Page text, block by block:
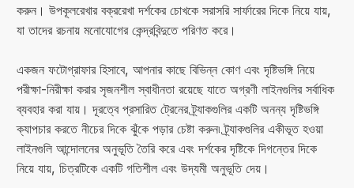
করুন। উপকূলরেখার বক্ররেখা দর্শকের চোখকে সরাসরি সার্ফারের দিকে নিয়ে যায়,
যা তাদের রচনায় মনোযোগের কেন্দ্রবিন্দুতে পরিণত করে।
একজন ফটোগ্রাফার হিসাবে, আপনার কাছে বিভিন্ন কোণ এবং দৃষ্টিভঙ্গি নিয়ে
পরীক্ষা-নিরীক্ষা করার সৃজনশীল স্বাধীনতা রয়েছে যাতে অগ্রণী লাইনগুলির সর্বাধিক
ব্যবহার করা যায়। দূরত্বে প্রসারিত ট্রেনের ট্র্যাকগুলির একটি অনন্য দৃষ্টিভঙ্গি
ক্যাপচার করতে নীচের দিকে ঝুঁকে পড়ার চেষ্টা করুন৷ ট্র্যাকগুলির একীভূত হওয়া
লাইনগুলি আন্দোলনের অনুভূতি তৈরি করে এবং দর্শকের দৃষ্টিকে দিগন্তের দিকে
নিয়ে যায়, চিত্রটিকে একটি গতিশীল এবং উদ্যমী অনুভূতি দেয়।